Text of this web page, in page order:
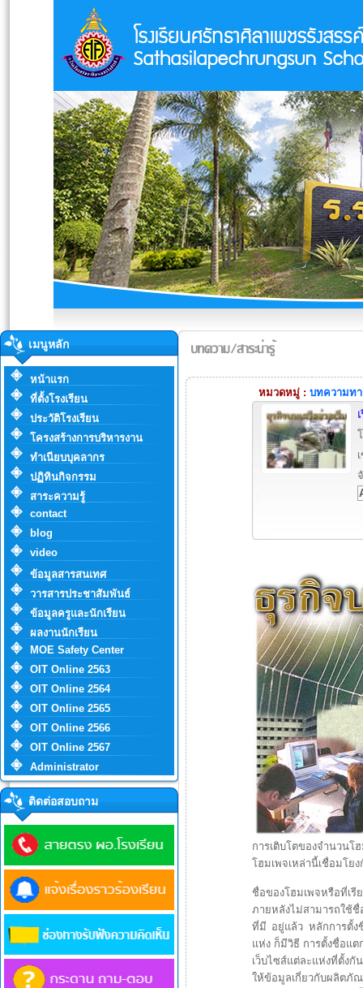
เมนูหลัก
หน้าแรก
ที่ตั้งโรงเรียน
ประวัติโรงเรียน
โครงสร้างการบริหารงาน
ทำเนียบบุคลากร
ปฏิทินกิจกรรม
สาระความรู้
contact
blog
video
ข้อมูลสารสนเทศ
วารสารประชาสัมพันธ์
ข้อมูลครูและนักเรียน
ผลงานนักเรียน
MOE Safety Center
OIT Online 2563
OIT Online 2564
OIT Online 2565
OIT Online 2566
OIT Online 2567
Administrator
ติดต่อสอบถาม
หมวดหมู่ : บทความทา
การเติบโตของจำนวน
โฮมเพจเหล่านี้เชื่อมโย
ชื่อของโฮมเพจหรือที่เ
ภายหลังไม่สามารถใช้
ที่มี อยู่แล้ว หลักการตั้ง
แห่ง ก็มีวิธี การตั้งชื่อแต
เว็บไซส์แต่ละแห่งที่ตั้ง
ให้ข้อมูลเกี่ยวกับผลิตภั